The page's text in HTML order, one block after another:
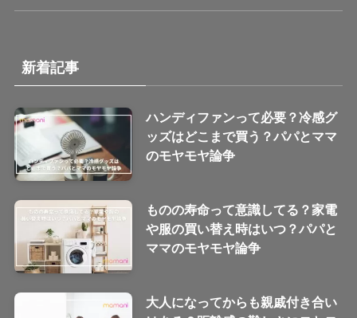
新着記事
ハンディファンって必要？冷感グ
ッズはどこまで買う？パパとママ
のモヤモヤ論争
ものの寿命って意識してる？家電
や服の買い替え時はいつ？パパと
ママのモヤモヤ論争
大人になってからも親戚付き合い